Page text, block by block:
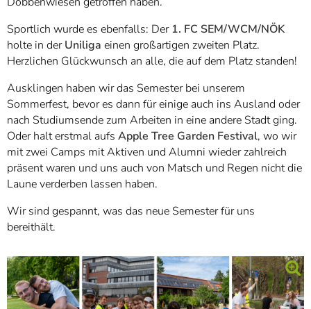
Sportlich wurde es ebenfalls: Der1. FC SEM/WCM/NÖK
holte in derUniliga einen großartigen zweiten Platz.
Herzlichen Glückwunsch an alle, die auf dem Platz standen!
Ausklingen haben wir das Semester bei unserem
Sommerfest, bevor es dann für einige auch ins Ausland oder
nach Studiumsende zum Arbeiten in eine andere Stadt ging.
Oder halt erstmal aufs Apple Tree Garden Festival, wo wir
mit zwei Camps mit Aktiven und Alumni wieder zahlreich
präsent waren und uns auch von Matsch und Regen nicht die
Laune verderben lassen haben.
Wir sind gespannt, was das neue Semester für uns
bereithält.